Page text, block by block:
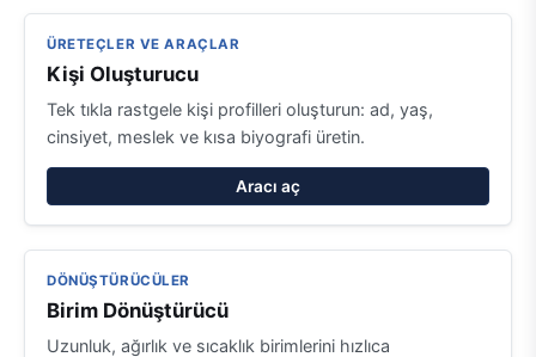
ÜRETEÇLER VE ARAÇLAR
Kişi Oluşturucu
Tek tıkla rastgele kişi profilleri oluşturun: ad, yaş,
cinsiyet, meslek ve kısa biyografi üretin.
Aracı aç
DÖNÜŞTÜRÜCÜLER
Birim Dönüştürücü
Uzunluk, ağırlık ve sıcaklık birimlerini hızlıca